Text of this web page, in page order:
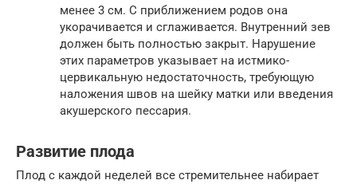
менее 3 см. С приближением родов она
укорачивается и сглаживается. Внутренний зев
должен быть полностью закрыт. Нарушение
этих параметров указывает на истмико-
цервикальную недостаточность, требующую
наложения швов на шейку матки или введения
акушерского пессария.
Развитие плода
Плод с каждой неделей все стремительнее набирает